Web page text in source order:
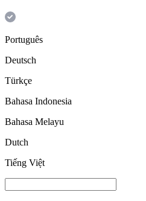
Português
Deutsch
Türkçe
Bahasa Indonesia
Bahasa Melayu
Dutch
Tiếng Việt